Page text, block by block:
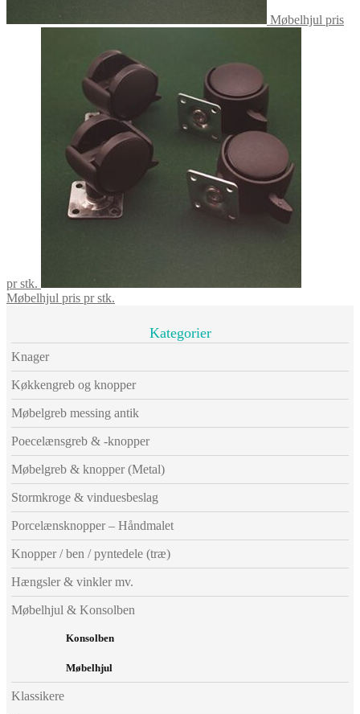
Møbelhjul pris
pr stk.
Møbelhjul pris pr stk.
Kategorier
Knager
Køkkengreb og knopper
Møbelgreb messing antik
Poecelænsgreb & -knopper
Møbelgreb & knopper (Metal)
Stormkroge & vinduesbeslag
Porcelænsknopper – Håndmalet
Knopper / ben / pyntedele (træ)
Hængsler & vinkler mv.
Møbelhjul & Konsolben
Konsolben
Møbelhjul
Klassikere